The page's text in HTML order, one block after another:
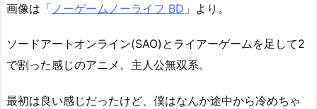
画像は「 ノーゲームノーライフ BD 」より。
ソードアートオンライン(SAO)とライアーゲームを足して2
で割った感じのアニメ。主人公無双系。
最初は良い感じだったけど、僕はなんか途中から冷めちゃ